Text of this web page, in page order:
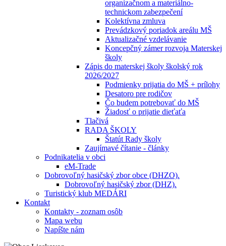
organizačnom a materiálno-
technickom zabezpečení
Kolektívna zmluva
Prevádzkový poriadok areálu MŠ
Aktualizačné vzdelávanie
Koncepčný zámer rozvoja Materskej
školy
Zápis do materskej školy školský rok
2026/2027
Podmienky prijatia do MŠ + prílohy
Desatoro pre rodičov
Čo budem potrebovať do MŠ
Žiadosť o prijatie dieťaťa
Tlačivá
RADA ŠKOLY
Štatút Rady školy
Zaujímavé čítanie - články
Podnikatelia v obci
eM-Trade
Dobrovoľný hasičský zbor obce (DHZO).
Dobrovoľný hasičský zbor (DHZ).
Turistický klub MEDÁRI
Kontakt
Kontakty - zoznam osôb
Mapa webu
Napíšte nám